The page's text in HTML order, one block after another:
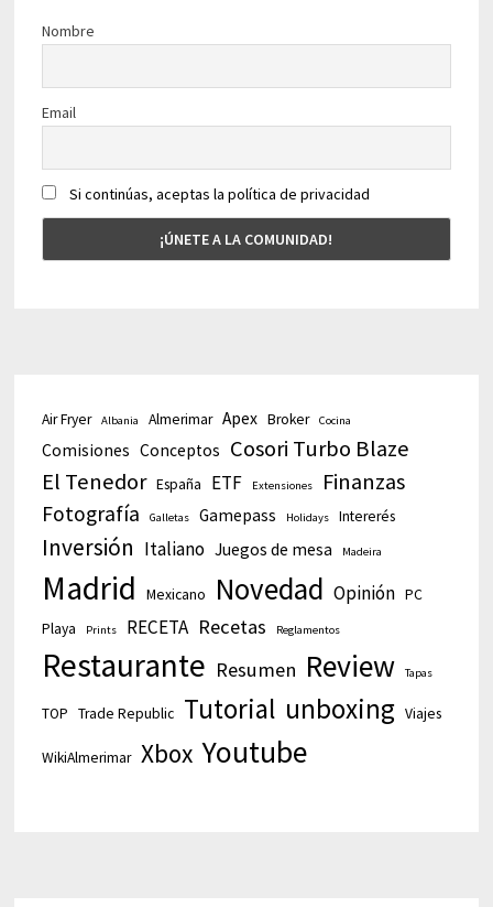
Nombre
Email
Si continúas, aceptas la política de privacidad
Air Fryer Albania Almerimar Apex Broker Cocina
Comisiones Conceptos Cosori Turbo Blaze
El Tenedor España ETF Extensiones Finanzas
Fotografía Galletas Gamepass Holidays Intererés
Inversión Italiano Juegos de mesa Madeira
Madrid Mexicano Novedad Opinión PC
Playa
Prints RECETA Recetas Reglamentos
Restaurante Resumen Review Tapas
TOP Trade Republic Tutorial unboxing Viajes
WikiAlmerimar Xbox Youtube